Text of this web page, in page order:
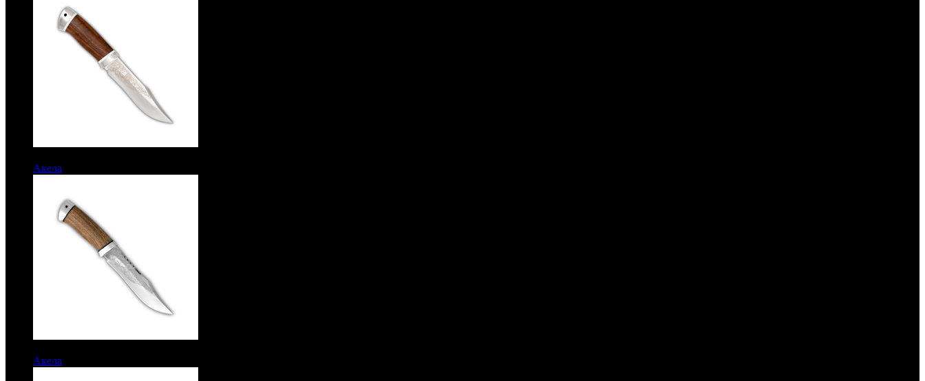
Акела
Акела